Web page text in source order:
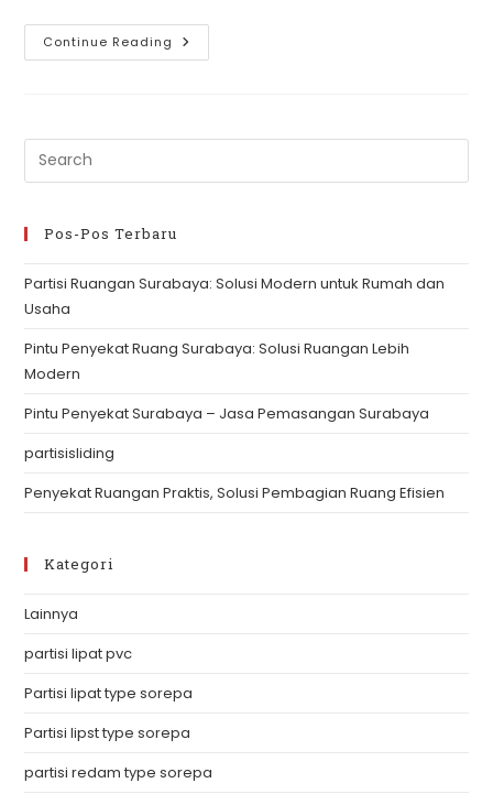
Continue Reading Partisi
Sliding
Pos-Pos Terbaru
Partisi Ruangan Surabaya: Solusi Modern untuk Rumah dan
Usaha
Pintu Penyekat Ruang Surabaya: Solusi Ruangan Lebih
Modern
Pintu Penyekat Surabaya – Jasa Pemasangan Surabaya
partisisliding
Penyekat Ruangan Praktis, Solusi Pembagian Ruang Efisien
Kategori
Lainnya
partisi lipat pvc
Partisi lipat type sorepa
Partisi lipst type sorepa
partisi redam type sorepa